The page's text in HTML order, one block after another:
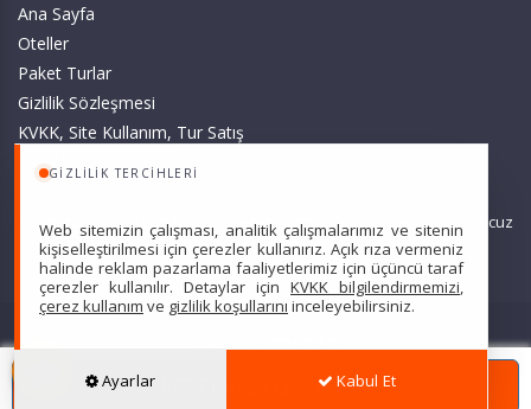
GIZLILIK TERCIHLERI
Web sitemizin çalışması, analitik çalışmalarımız ve sitenin
kişiselleştirilmesi için çerezler kullanırız. Açık rıza vermeniz
halinde reklam pazarlama faaliyetlerimiz için üçüncü taraf
çerezler kullanılır. Detaylar için KVKK bilgilendirmemizi,
çerez kullanım ve gizlilik koşullarını inceleyebilirsiniz.
Ayarlar Kabul Et
REZERVASYON YAPIN
Ana Sayfa
Oteller
Paket Turlar
Gizlilik Sözleşmesi
KVKK, Site Kullanım, Tur Satış
ve Üyelik Sözleşmesi
Sitemizde anılan tüm fiyatlar, geçerli kartlar ile tek ödemede, en ucuz
başlangıç fiyatlardır ve yeterli kontenjan olması durumunda
geçerlidir.
Scarpe Turizm Seyahat Acentası Türsab: 7607 • Hizmet Sözleşmesi
Gizlilik Sözleşmesi